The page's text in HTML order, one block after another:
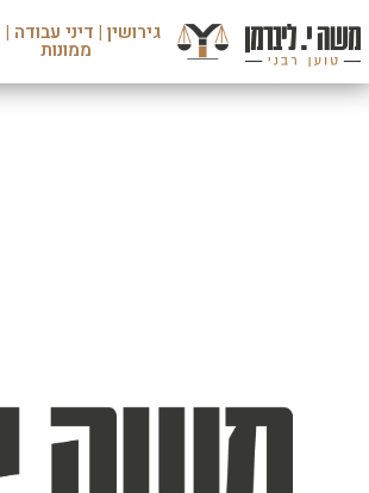
גירושין | דיני עבודה |
ממונות